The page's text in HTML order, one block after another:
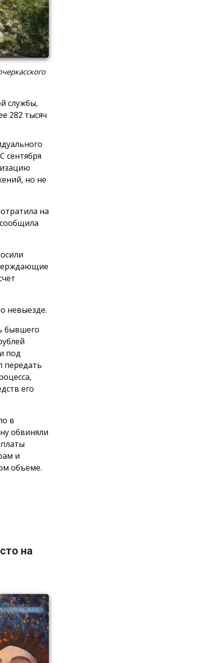
службы,
282 тысяч
сентября
но не
на
невыезде.
бывшего
под
передать
его
в
обвиняли
и
объёме.
на